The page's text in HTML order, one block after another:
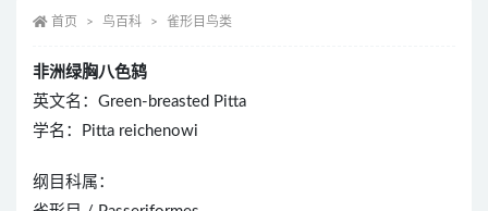
首页 鸟百科 雀形目鸟类
非洲绿胸八色鸫
英文名：Green-breasted Pitta
学名：Pitta reichenowi
纲目科属：